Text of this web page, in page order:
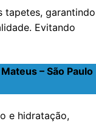
tapetes, garantindo
Evitando
– São Paulo
e hidratação,